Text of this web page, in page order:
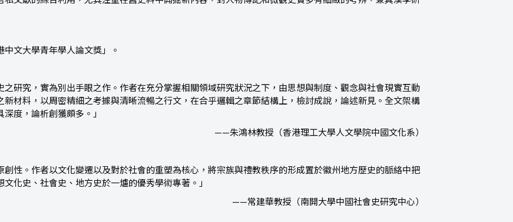
文大學青年學人論文獎」。
之研究，實為別出手眼之作。作者在充分掌握相關領域研究狀況之下，由思想與制度、觀念與社會現實互動
新材料，以周密精細之考據與清晰流暢之行文，在合乎邏輯之章節結構上，檢討成說，論述新見。全文架構
度，論析創獲頗多。」
——朱鴻林教授（香港理工大學人文學院中國文化系）
創性。作者以文化變遷以及對於社會的重塑為核心，將宗族與禮教秩序的形成置於徽州地方歷史的脈絡中把
化史、社會史、地方史於一爐的優秀學術專著。」
——常建華教授（南開大學中國社會史研究中心）